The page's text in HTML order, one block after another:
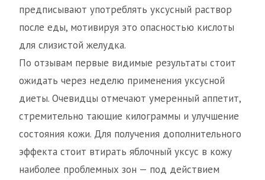
предписывают употреблять уксусный раствор
после еды, мотивируя это опасностью кислоты
для слизистой желудка.
По отзывам первые видимые результаты стоит
ожидать через неделю применения уксусной
диеты. Очевидцы отмечают умеренный аппетит,
стремительно тающие килограммы и улучшение
состояния кожи. Для получения дополнительного
эффекта стоит втирать яблочный уксус в кожу
наиболее проблемных зон — под действием